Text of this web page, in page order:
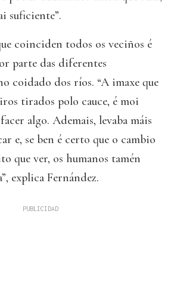
suficiente”.
coinciden todos os veciños é
parte das diferentes
coidado dos ríos. “A imaxe que
tirados polo cauce, é moi
algo. Ademais, levaba máis
e, se ben é certo que o cambio
que ver, os humanos tamén
explica Fernández.